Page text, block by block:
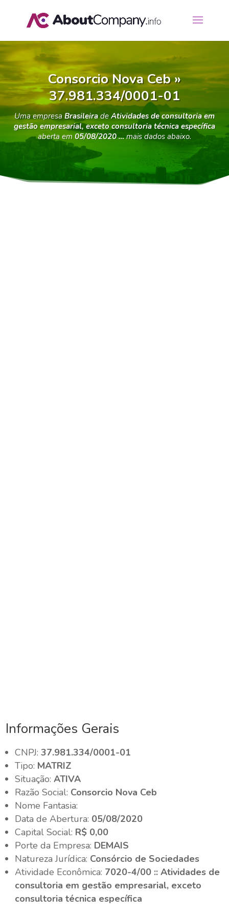
Consorcio Nova Ceb »
37.981.334/0001-01
Uma empresa BrasileiradeAtividades de consultoria em
gestão empresarial, exceto consultoria técnica específica
aberta em 05/08/2020 …mais dados abaixo.
Informações Gerais
CNPJ:37.981.334/0001-01
Tipo: MATRIZ
Situação:ATIVA
Razão Social: Consorcio Nova Ceb
Nome Fantasia:
Data de Abertura: 05/08/2020
Capital Social: R$ 0,00
Porte da Empresa: DEMAIS
Natureza Jurídica: Consórcio de Sociedades
Atividade Econômica: 7020-4/00 :: Atividades de
consultoria em gestão empresarial, exceto
consultoria técnica específica